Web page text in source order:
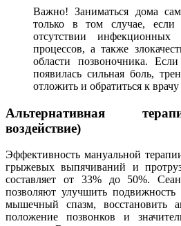
Важно! Заниматься дома
только в том случае, если
отсутствии инфекционных
процессов, а также
области позвоночника.
появилась сильная боль,
отложить и обратиться к
Альтернативная
воздействие)
Эффективность мануальной
грыжевых выпячиваний и
составляет от 33% до 50%.
позволяют улучшить подвижность
мышечный спазм, восстановить
положение позвонков и